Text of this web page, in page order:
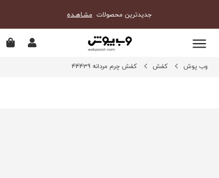
جدیدترین محصولات مشـاهـده
وب پوش کفش کفش چرم مردانه 44439